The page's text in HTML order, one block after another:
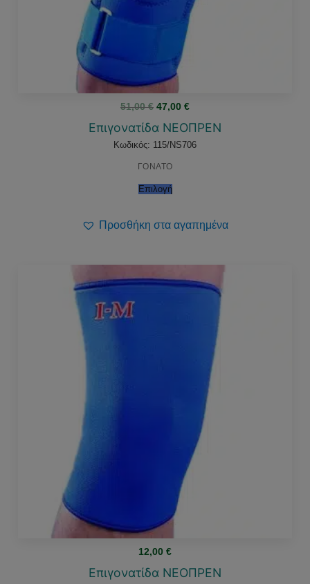
51,00€ Original
was:
51,00 €.
47,00 €Η
τιμή
είναι:
47,00 €.
Επιγονατίδα ΝΕΟΠΡΕΝ
Κωδικός: 115/NS706
ΓΟΝΑΤΟ
Επιλογή
Προσθήκη στα αγαπημένα
12,00 €
Επιγονατίδα ΝΕΟΠΡΕΝ